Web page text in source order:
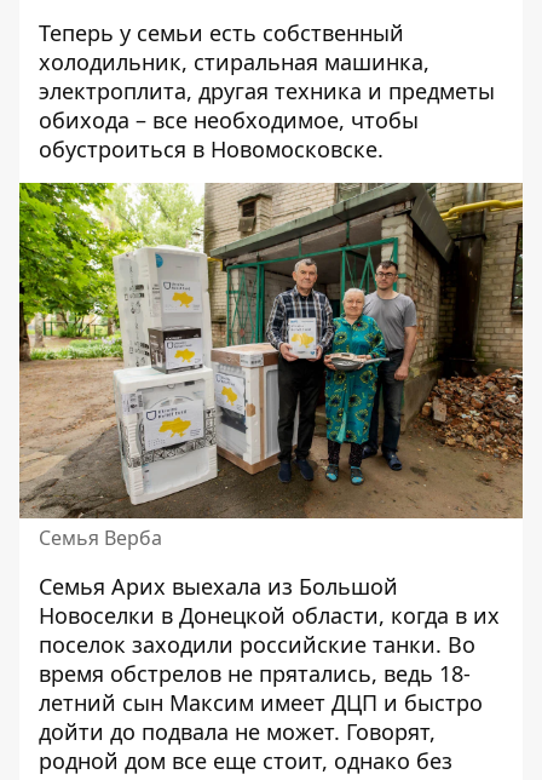
Теперь у семьи есть собственный
холодильник, стиральная машинка,
электроплита, другая техника и предметы
обихода – все необходимое, чтобы
обустроиться в Новомосковске.
Семья Верба
Семья Арих выехала из Большой
Новоселки в Донецкой области, когда в их
поселок заходили российские танки. Во
время обстрелов не прятались, ведь 18-
летний сын Максим имеет ДЦП и быстро
дойти до подвала не может. Говорят,
родной дом все еще стоит, однако без